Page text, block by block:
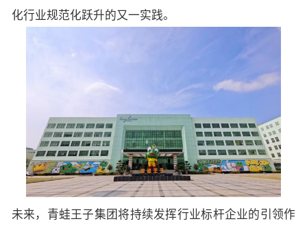
化行业规范化跃升的又一实践。
未来，青蛙王子集团将持续发挥行业标杆企业的引领作